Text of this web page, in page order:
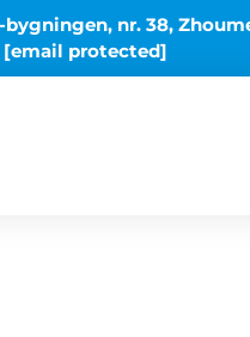
bygningen, nr. 38,
[email protected]